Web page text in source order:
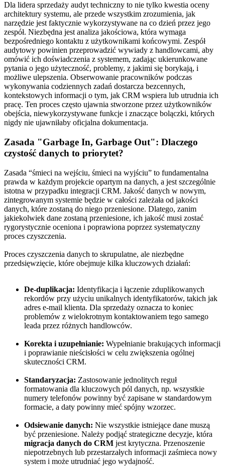
Dla lidera sprzedaży audyt techniczny to nie tylko kwestia oceny
architektury systemu, ale przede wszystkim zrozumienia, jak
narzędzie jest faktycznie wykorzystywane na co dzień przez jego
zespół. Niezbędna jest analiza jakościowa, która wymaga
bezpośredniego kontaktu z użytkownikami końcowymi. Zespół
audytowy powinien przeprowadzić wywiady z handlowcami, aby
omówić ich doświadczenia z systemem, zadając ukierunkowane
pytania o jego użyteczność, problemy, z jakimi się borykają, i
możliwe ulepszenia. Obserwowanie pracowników podczas
wykonywania codziennych zadań dostarcza bezcennych,
kontekstowych informacji o tym, jak CRM wspiera lub utrudnia ich
pracę. Ten proces często ujawnia stworzone przez użytkowników
obejścia, niewykorzystywane funkcje i znaczące bolączki, których
nigdy nie ujawniłaby oficjalna dokumentacja.
Zasada "Garbage In, Garbage Out": Dlaczego
czystość danych to priorytet?
Zasada “śmieci na wejściu, śmieci na wyjściu” to fundamentalna
prawda w każdym projekcie opartym na danych, a jest szczególnie
istotna w przypadku integracji CRM. Jakość danych w nowym,
zintegrowanym systemie będzie w całości zależała od jakości
danych, które zostaną do niego przeniesione. Dlatego, zanim
jakiekolwiek dane zostaną przeniesione, ich jakość musi zostać
rygorystycznie oceniona i poprawiona poprzez systematyczny
proces czyszczenia.
Proces czyszczenia danych to skrupulatne, ale niezbędne
przedsięwzięcie, które obejmuje kilka kluczowych działań:
De-duplikacja: Identyfikacja i łączenie zduplikowanych
rekordów przy użyciu unikalnych identyfikatorów, takich jak
adres e-mail klienta. Dla sprzedaży oznacza to koniec
problemów z wielokrotnym kontaktowaniem tego samego
leada przez różnych handlowców.
Korekta i uzupełnianie: Wypełnianie brakujących informacji
i poprawianie nieścisłości w celu zwiększenia ogólnej
skuteczności CRM.
Standaryzacja: Zastosowanie jednolitych reguł
formatowania dla kluczowych pól danych, np. wszystkie
numery telefonów powinny być zapisane w standardowym
formacie, a daty powinny mieć spójny wzorzec.
Odsiewanie danych: Nie wszystkie istniejące dane muszą
być przeniesione. Należy podjąć strategiczne decyzje, która
migracja danych do CRM jest krytyczna. Przenoszenie
niepotrzebnych lub przestarzałych informacji zaśmieca nowy
system i może utrudniać jego wydajność.